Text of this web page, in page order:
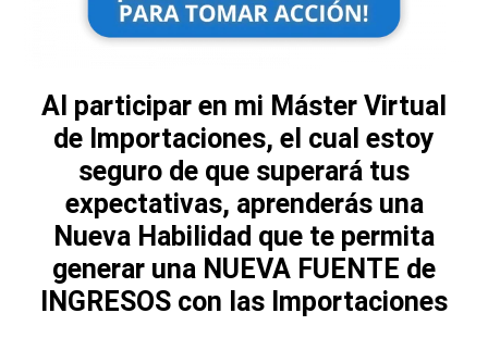
Al participar en mi Máster Virtual
de Importaciones, el cual estoy
seguro de que superará tus
expectativas, aprenderás una
Nueva Habilidad que te permita
generar una NUEVA FUENTE de
INGRESOS con las Importaciones